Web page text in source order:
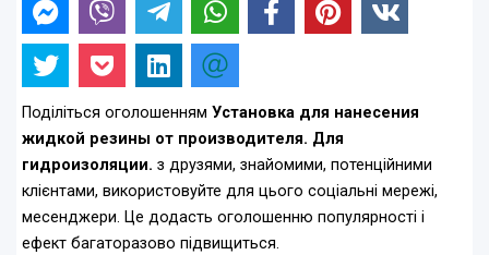
Поділіться оголошенням Установка для нанесения
жидкой резины от производителя. Для
гидроизоляции. з друзями, знайомими, потенційними
клієнтами, використовуйте для цього соціальні мережі,
месенджери. Це додасть оголошенню популярності і
ефект багаторазово підвищиться.